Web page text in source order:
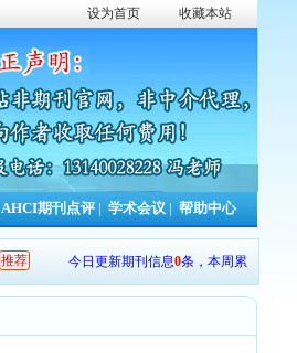
设为首页 收藏本站
AHCI期刊点评 学术会议 帮助中心
推荐 今日更新期刊信息0条，本周累计更新